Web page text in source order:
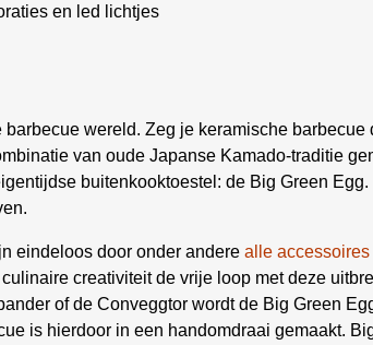
en led lichtjes
wereld. Zeg je keramische
van oude Japanse Kamado-traditie
buitenkooktoestel: de Big Green
eindeloos door onder andere alle accessoires
creativiteit de vrije loop met deze
of de Conveggtor wordt de Big Green
is hierdoor in een handomdraai gemaakt.